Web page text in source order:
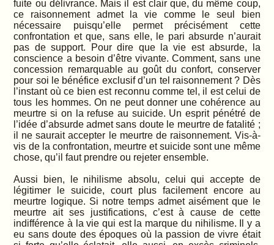
fuite ou délivrance. Mais il est clair que, du même coup,
ce raisonnement admet la vie comme le seul bien
nécessaire puisqu’elle permet précisément cette
confrontation et que, sans elle, le pari absurde n’aurait
pas de support. Pour dire que la vie est absurde, la
conscience a besoin d’être vivante. Comment, sans une
concession remarquable au goût du confort, conserver
pour soi le bénéfice exclusif d’un tel raisonnement ? Dès
l’instant où ce bien est reconnu comme tel, il est celui de
tous les hommes. On ne peut donner une cohérence au
meurtre si on la refuse au suicide. Un esprit pénétré de
l’idée d’absurde admet sans doute le meurtre de fatalité ;
il ne saurait accepter le meurtre de raisonnement. Vis-à-
vis de la confrontation, meurtre et suicide sont une même
chose, qu’il faut prendre ou rejeter ensemble.
Aussi bien, le nihilisme absolu, celui qui accepte de
légitimer le suicide, court plus facilement encore au
meurtre logique. Si notre temps admet aisément que le
meurtre ait ses justifications, c’est à cause de cette
indifférence à la vie qui est la marque du nihilisme. Il y a
eu sans doute des époques où la passion de vivre était